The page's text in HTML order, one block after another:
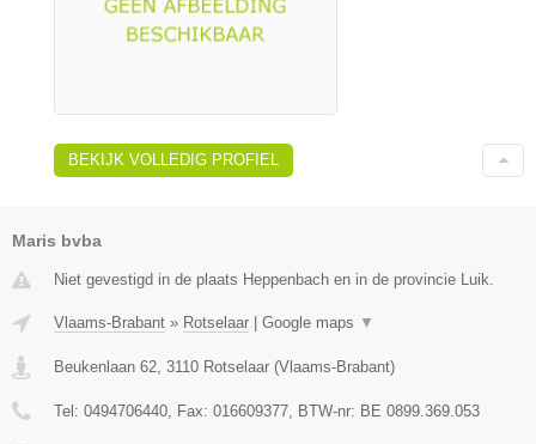
BEKIJK VOLLEDIG PROFIEL
Maris bvba
Niet gevestigd in de plaats Heppenbach en in de provincie Luik.
Vlaams-Brabant » Rotselaar Google maps ▼
Beukenlaan 62 3110 Rotselaar (Vlaams-Brabant)
Tel: 0494706440 , Fax: 016609377 , BTW-nr: BE 0899.369.053